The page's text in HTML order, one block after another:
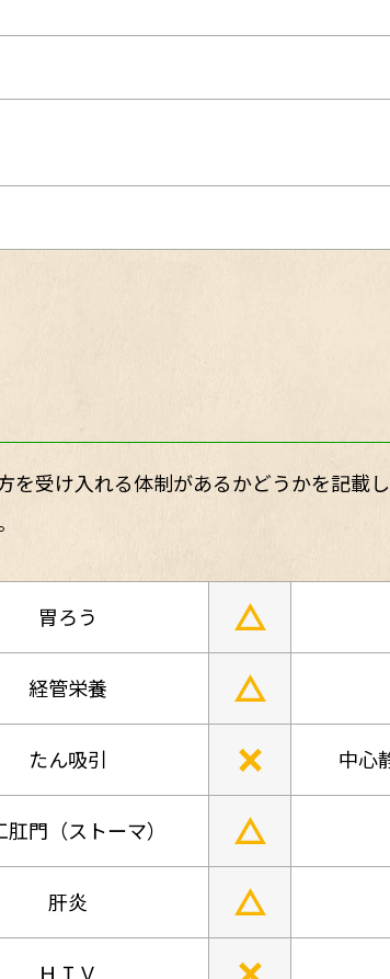
を受け入れる体制があるかどうかを記載
胃ろう △
経管栄養 △
たん吸引 × 中心
肛門（ストーマ） △
肝炎 △
ＨＩＶ